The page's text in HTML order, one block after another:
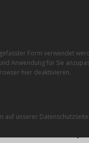
Form verwendet
Anwendung für Sie
hier deaktivieren.
auf unserer